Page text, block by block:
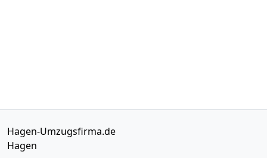
Hagen-Umzugsfirma.de
Hagen